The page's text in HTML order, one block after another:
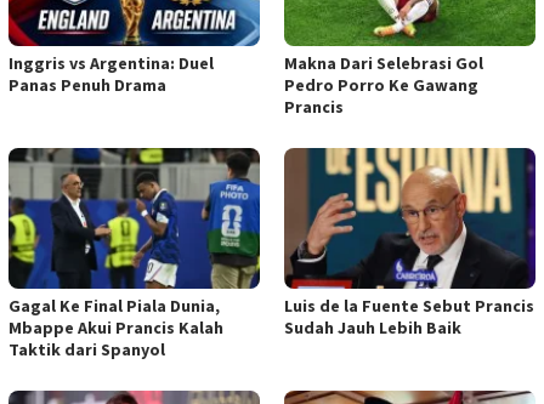
Inggris vs Argentina: Duel
Panas Penuh Drama
Makna Dari Selebrasi Gol
Pedro Porro Ke Gawang
Prancis
Gagal Ke Final Piala Dunia,
Mbappe Akui Prancis Kalah
Taktik dari Spanyol
Luis de la Fuente Sebut Prancis
Sudah Jauh Lebih Baik